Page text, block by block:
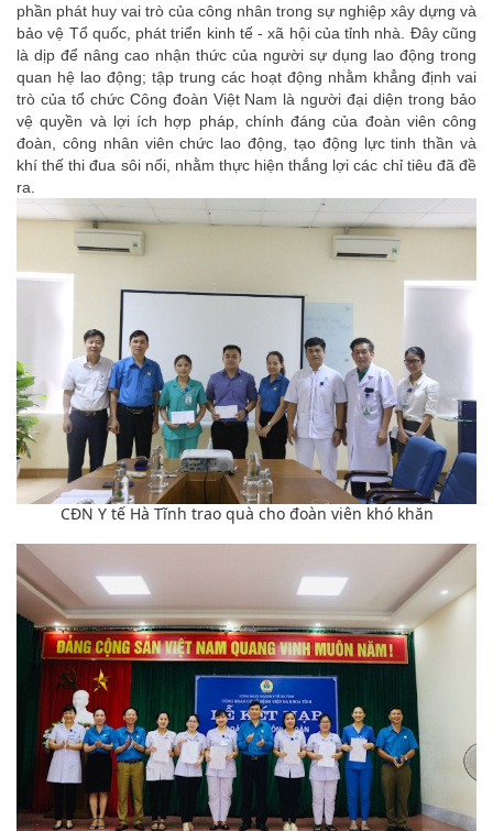
phần phát huy vai trò của công nhân trong sự nghiệp xây dựng và
bảo vệ Tổ quốc, phát triển kinh tế - xã hội của tỉnh nhà. Đây cũng
là dịp để nâng cao nhận thức của người sự dụng lao động trong
quan hệ lao động; tập trung các hoạt động nhằm khẳng định vai
trò của tổ chức Công đoàn Việt Nam là người đại diện trong bảo
vệ quyền và lợi ích hợp pháp, chính đáng của đoàn viên công
đoàn, công nhân viên chức lao động, tạo động lực tinh thần và
khí thế thi đua sôi nổi, nhằm thực hiện thắng lợi các chỉ tiêu đã đề
ra.
CĐN Y tế Hà Tĩnh trao quà cho đoàn viên khó khăn